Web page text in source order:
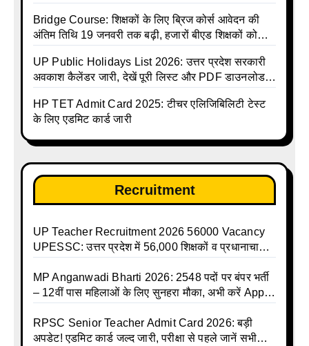
Bridge Course: शिक्षकों के लिए ब्रिज कोर्स आवेदन की
अंतिम तिथि 19 जनवरी तक बढ़ी, हजारों बीएड शिक्षकों को
UP Public Holidays List 2026: उत्तर प्रदेश सरकारी
अवकाश कैलेंडर जारी, देखें पूरी लिस्ट और PDF डाउनलोड
talika | Sarkari Avkash Talika | Up Holidays List |
Holidays Calendar
HP TET Admit Card 2025: टीचर एलिजिबिलिटी टेस्ट
के लिए एडमिट कार्ड जारी
Recruitment
UP Teacher Recruitment 2026 56000 Vacancy
UPESSC: उत्तर प्रदेश में 56,000 शिक्षकों व प्रधानाचार्यों
MP Anganwadi Bharti 2026: 2548 पदों पर बंपर भर्ती
– 12वीं पास महिलाओं के लिए सुनहरा मौका, अभी करें Apply
RPSC Senior Teacher Admit Card 2026: बड़ी
अपडेट! एडमिट कार्ड जल्द जारी, परीक्षा से पहले जानें सभी